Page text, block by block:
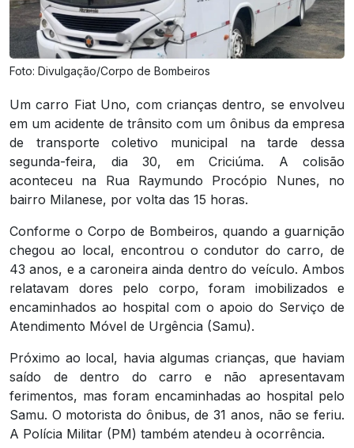
Foto: Divulgação/Corpo de Bombeiros
Um carro Fiat Uno, com crianças dentro, se envolveu
em um acidente de trânsito com um ônibus da empresa
de transporte coletivo municipal na tarde dessa
segunda-feira, dia 30, em Criciúma. A colisão
aconteceu na Rua Raymundo Procópio Nunes, no
bairro Milanese, por volta das 15 horas.
Conforme o Corpo de Bombeiros, quando a guarnição
chegou ao local, encontrou o condutor do carro, de
43 anos, e a caroneira ainda dentro do veículo. Ambos
relatavam dores pelo corpo, foram imobilizados e
encaminhados ao hospital com o apoio do Serviço de
Atendimento Móvel de Urgência (Samu).
Próximo ao local, havia algumas crianças, que haviam
saído de dentro do carro e não apresentavam
ferimentos, mas foram encaminhadas ao hospital pelo
Samu. O motorista do ônibus, de 31 anos, não se feriu.
A Polícia Militar (PM) também atendeu à ocorrência.